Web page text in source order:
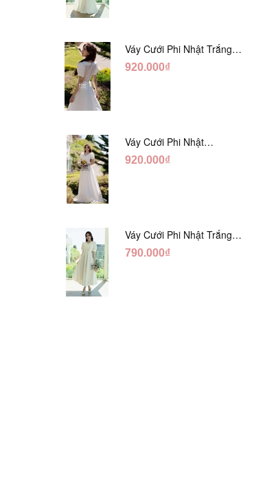
Váy Cưới Phi Nhật Trắng
Xếp Li Eo Lưng Ren
920.000₫
Váy Cưới Phi Nhật
Đỏ/Trăng Cổ Tim Hạt
920.000₫
Váy Cưới Phi Nhật Trắng
Đính Hoa Ngọc Trai Lửng
790.000₫